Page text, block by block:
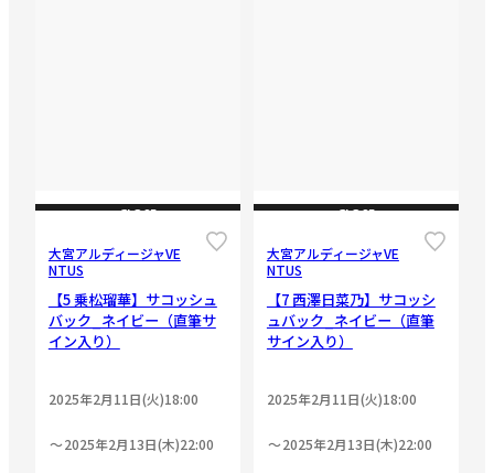
CLOSE
大宮アルディージャVE
NTUS
【5 乗松瑠華】サコッシュ
バック_ネイビー（直筆サ
イン入り）
2025年2月11日(火)18:00
2025年2月13日(木)22:00
CLOSE
大宮アルディージャVE
NTUS
【7 西澤日菜乃】サコッシ
ュバック_ネイビー（直筆
サイン入り）
2025年2月11日(火)18:00
2025年2月13日(木)22:00